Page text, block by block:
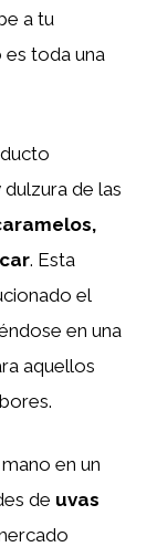
a tu
es toda una
de las
. Esta
el
en una
aquellos
en un
de uvas